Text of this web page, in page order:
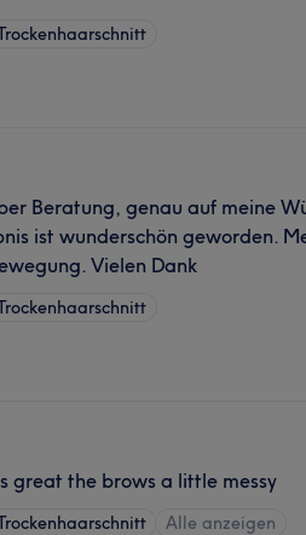
Beratung, genau auf meine
ist wunderschön geworden.
Vielen Dank
great the brows a little messy
Alle anzeigen